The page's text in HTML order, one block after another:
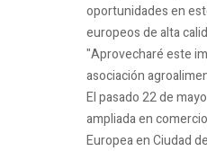
oportunidades en
europeos de alta
"Aprovecharé este
asociación
El pasado 22 de
ampliada en
Europea en Ciudad